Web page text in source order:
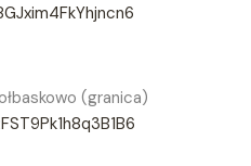
(granica)